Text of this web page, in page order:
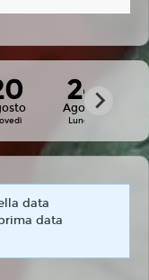
24
Agosto
Lunedì
data
data